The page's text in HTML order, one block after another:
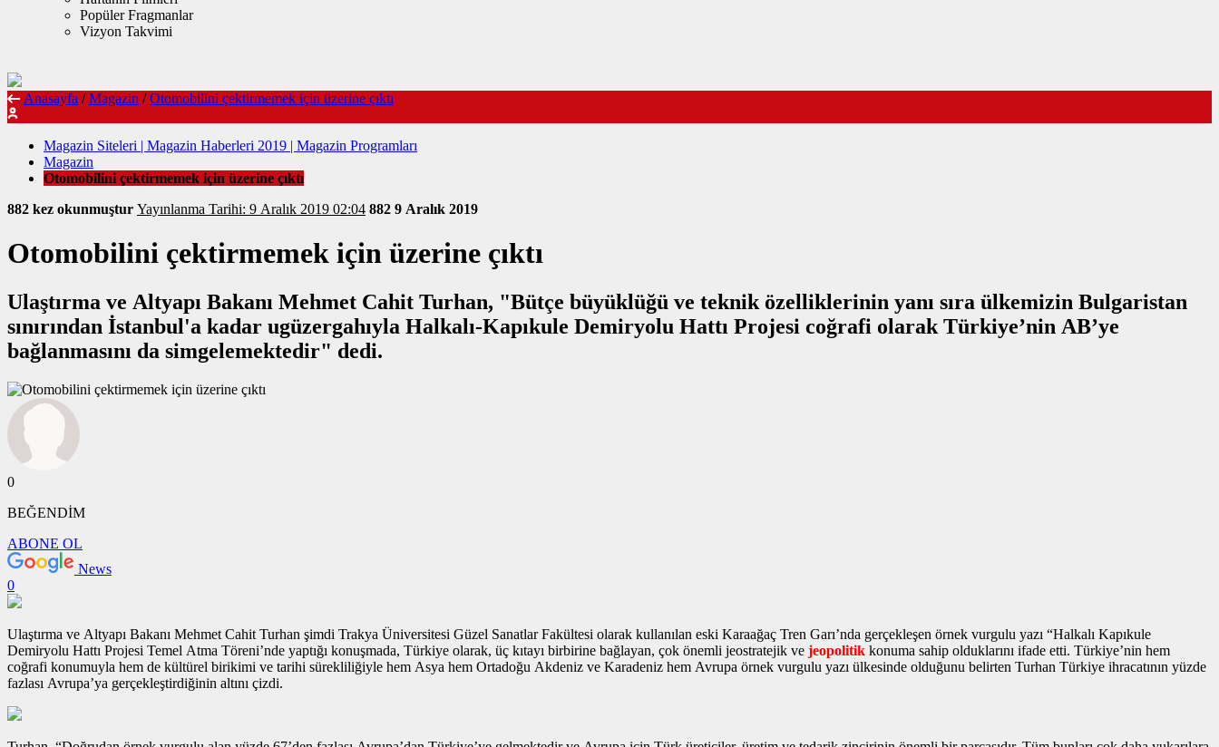
Popüler Fragmanlar
Vizyon Takvimi
Anasayfa / Magazin / Otomobilini çektirmemek için üzerine çıktı
Magazin Siteleri | Magazin Haberleri 2019 | Magazin Programları
Magazin
Otomobilini çektirmemek için üzerine çıktı
882 kez okunmuştur
Yayınlanma Tarihi: 9 Aralık 2019 02:04 882 9 Aralık 2019
Otomobilini çektirmemek için üzerine çıktı
Ulaştırma ve Altyapı Bakanı Mehmet Cahit Turhan, "Bütçe büyüklüğü ve teknik özelliklerinin yanı sıra ülkemizin Bulgaristan
sınırından İstanbul'a kadar ugüzergahıyla Halkalı-Kapıkule Demiryolu Hattı Projesi coğrafi olarak Türkiye’nin AB’ye
bağlanmasını da simgelemektedir" dedi.
0
BEĞENDİM
ABONE OL
News
0
Ulaştırma ve Altyapı Bakanı Mehmet Cahit Turhan şimdi Trakya Üniversitesi Güzel Sanatlar Fakültesi olarak kullanılan eski Karaağaç Tren Garı’nda gerçekleşen örnek vurgulu yazı “Halkalı Kapıkule
Demiryolu Hattı Projesi Temel Atma Töreni’nde yaptığı konuşmada, Türkiye olarak, üç kıtayı birbirine bağlayan, çok önemli jeostratejik ve jeopolitik konuma sahip olduklarını ifade etti. Türkiye’nin hem
coğrafi konumuyla hem de kültürel birikimi ve tarihi sürekliliğiyle hem Asya hem Ortadoğu Akdeniz ve Karadeniz hem Avrupa örnek vurgulu yazı ülkesinde olduğunu belirten Turhan Türkiye ihracatının yüzde
fazlası Avrupa’ya gerçekleştirdiğinin altını çizdi.